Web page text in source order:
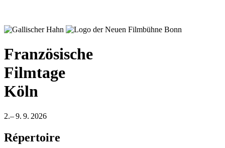
Französische
Filmtage
Köln
2.– 9. 9. 2026
Répertoire